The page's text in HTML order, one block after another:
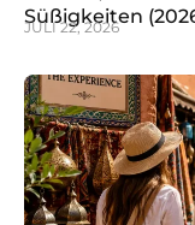
Süßigkeiten
JULI 22, 2026